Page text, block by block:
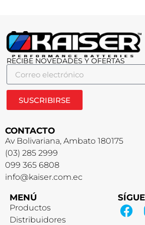
RECIBE NOVEDADES Y OFERTAS
SUSCRIBIRSE
CONTACTO
Av Bolivariana, Ambato 180175
(03) 285 2999
099 365 6808
info@kaiser.com.ec
MENÚ
Productos
Distribuidores